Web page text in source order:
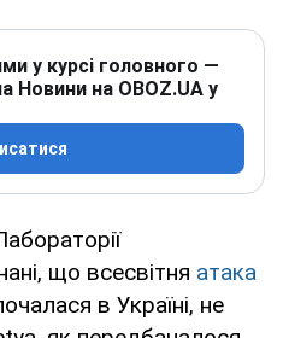
у курсі головного —
Новини на OBOZ.UA у
що всесвітня атака
в Україні, не